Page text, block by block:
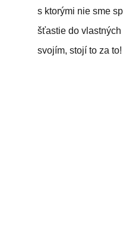
s ktorými nie sme
šťastie do
svojím, stojí to za to!